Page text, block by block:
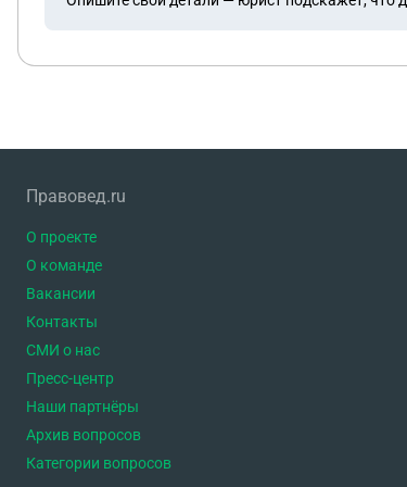
Правовед.ru
О проекте
О команде
Вакансии
Контакты
СМИ о нас
Пресс-центр
Наши партнёры
Архив вопросов
Категории вопросов